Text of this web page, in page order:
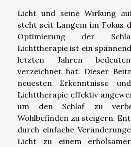
Licht und seine Wirkung
steht seit Langem im Fokus
Optimierung der
Lichttherapie ist ein
letzten Jahren
verzeichnet hat. Dieser
neuesten Erkenntnisse
Lichttherapie effektiv
um den Schlaf zu
Wohlbefinden zu steigern.
durch einfache
Licht zu einem